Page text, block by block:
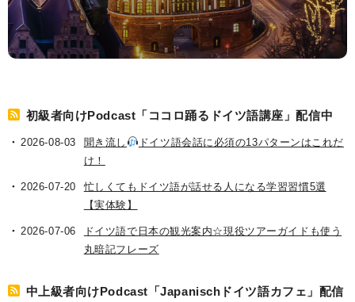
初級者向けPodcast「ココロ踊るドイツ語講座」配信中
聞き流し
ドイツ語会話に必須の13パターンはこれだ
け！
2026-08-03
忙しくてもドイツ語が話せる人になる学習習慣5選
【実体験】
2026-07-20
ドイツ語で日本の観光案内☆現役ツアーガイドも使う
丸暗記フレーズ
2026-07-06
中上級者向けPodcast「Japanischドイツ語カフェ」配信